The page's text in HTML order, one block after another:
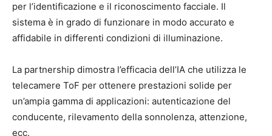
per l’identificazione e il riconoscimento facciale. Il
sistema è in grado di funzionare in modo accurato e
affidabile in differenti condizioni di illuminazione.
La partnership dimostra l’efficacia dell’IA che utilizza le
telecamere ToF per ottenere prestazioni solide per
un’ampia gamma di applicazioni: autenticazione del
conducente, rilevamento della sonnolenza, attenzione,
ecc.